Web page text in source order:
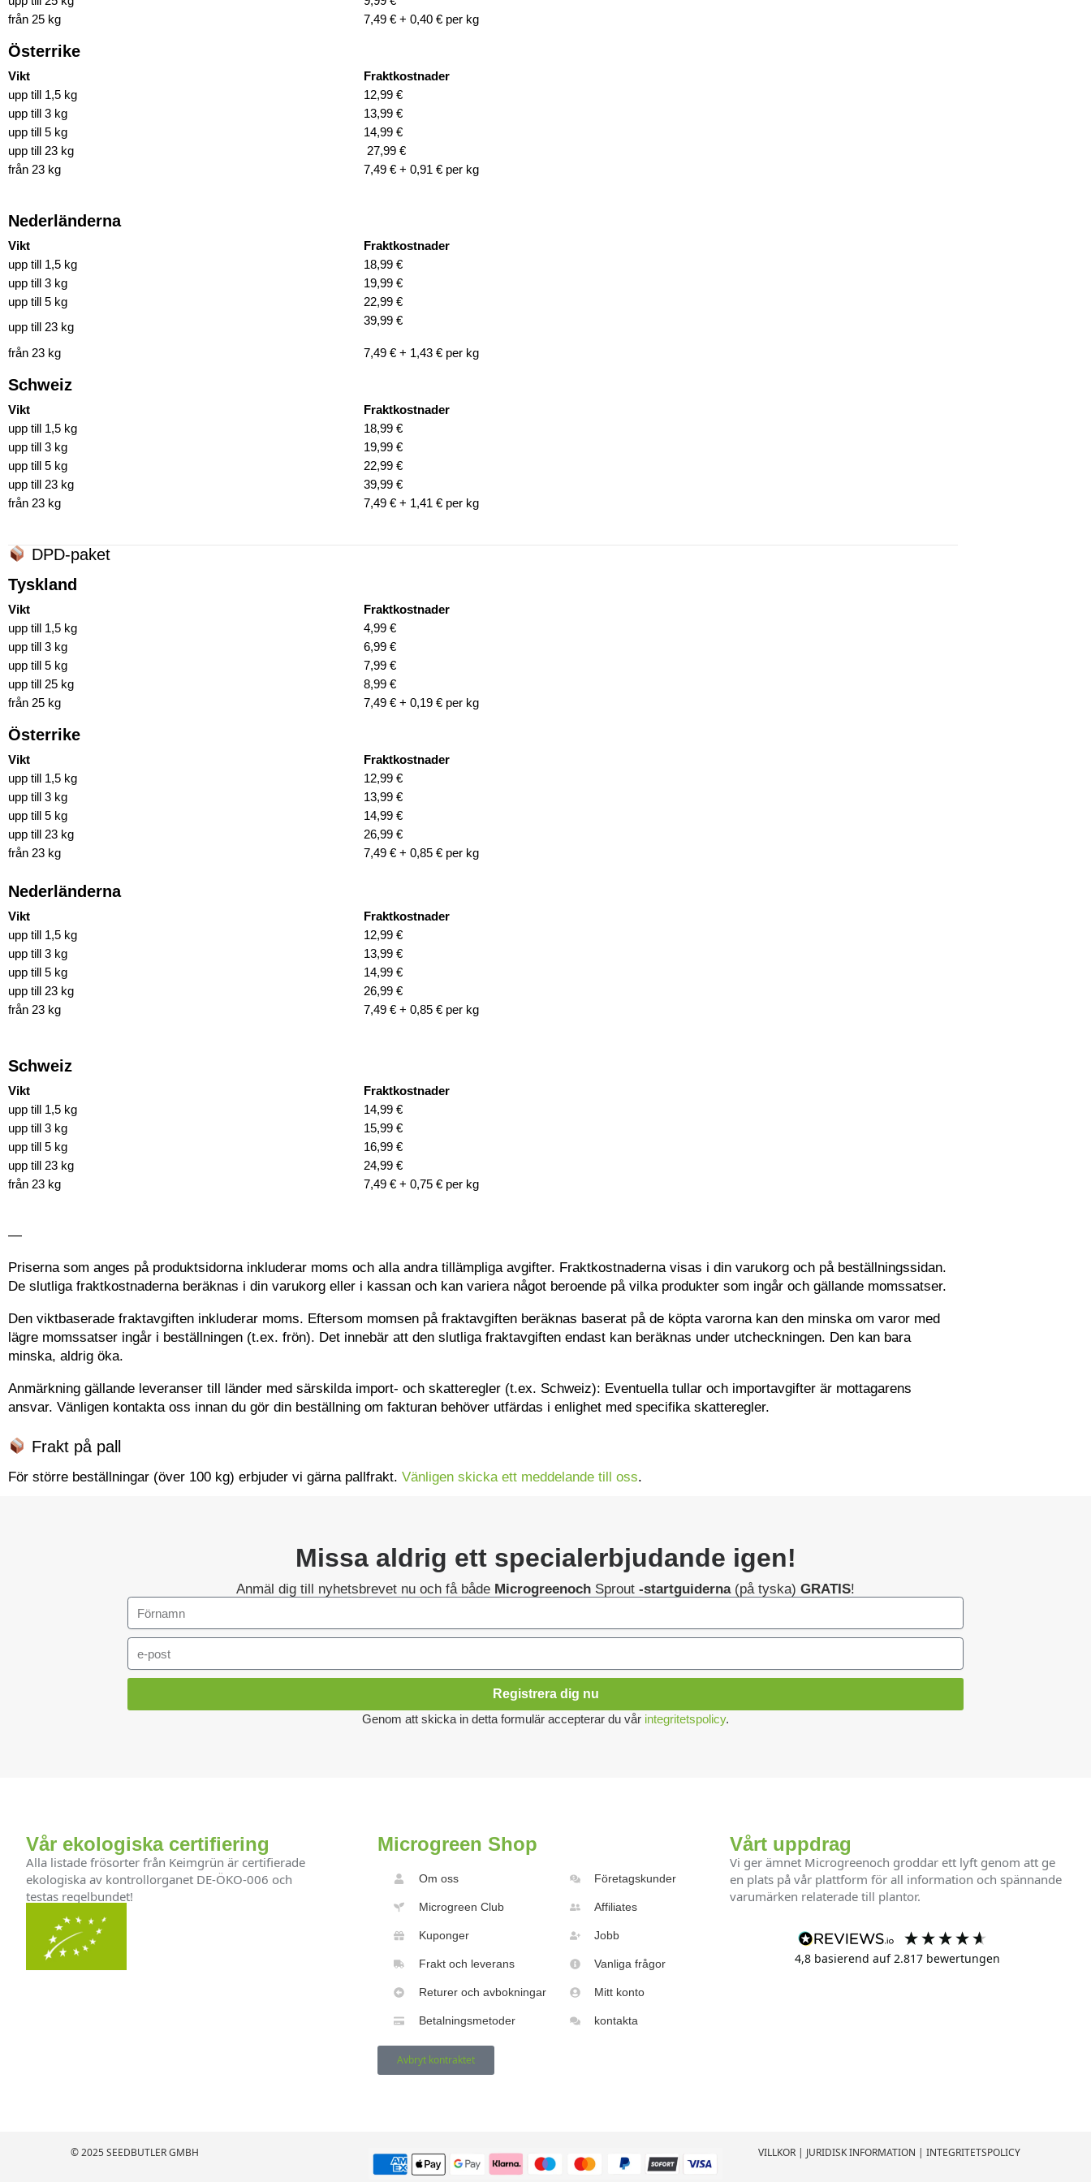
från 25 kg
7,49 € + 0,40 € per kg
Österrike
Vikt
Fraktkostnader
upp till 1,5 kg
12,99 €
upp till 3 kg
13,99 €
upp till 5 kg
14,99 €
upp till 23 kg
27,99 €
från 23 kg
7,49 € + 0,91 € per kg
Nederländerna
Vikt
Fraktkostnader
upp till 1,5 kg
18,99 €
upp till 3 kg
19,99 €
upp till 5 kg
22,99 €
upp till 23 kg
39,99 €
från 23 kg 7,49 € + 1,43 € per kg
Schweiz
Vikt
Fraktkostnader
upp till 1,5 kg
18,99 €
upp till 3 kg
19,99 €
upp till 5 kg
22,99 €
upp till 23 kg
39,99 €
från 23 kg
7,49 € + 1,41 € per kg
DPD-paket
Tyskland
Vikt
Fraktkostnader
upp till 1,5 kg
4,99 €
upp till 3 kg
6,99 €
upp till 5 kg
7,99 €
upp till 25 kg
8,99 €
från 25 kg
7,49 € + 0,19 € per kg
Österrike
Vikt
Fraktkostnader
upp till 1,5 kg
12,99 €
upp till 3 kg
13,99 €
upp till 5 kg
14,99 €
upp till 23 kg
26,99 €
från 23 kg
7,49 € + 0,85 € per kg
Nederländerna
Vikt
Fraktkostnader
upp till 1,5 kg
12,99 €
upp till 3 kg
13,99 €
upp till 5 kg
14,99 €
upp till 23 kg
26,99 €
från 23 kg
7,49 € + 0,85 € per kg
Schweiz
Vikt
Fraktkostnader
upp till 1,5 kg
14,99 €
upp till 3 kg
15,99 €
upp till 5 kg
16,99 €
upp till 23 kg
24,99 €
från 23 kg
7,49 € + 0,75 € per kg
—
Priserna som anges på produktsidorna inkluderar moms och alla andra tillämpliga avgifter. Fraktkostnaderna visas i din varukorg och på beställningssidan.
De slutliga fraktkostnaderna beräknas i din varukorg eller i kassan och kan variera något beroende på vilka produkter som ingår och gällande momssatser.
Den viktbaserade fraktavgiften inkluderar moms. Eftersom momsen på fraktavgiften beräknas baserat på de köpta varorna kan den minska om varor med
lägre momssatser ingår i beställningen (t.ex. frön). Det innebär att den slutliga fraktavgiften endast kan beräknas under utcheckningen. Den kan bara
minska, aldrig öka.
Anmärkning gällande leveranser till länder med särskilda import- och skatteregler (t.ex. Schweiz): Eventuella tullar och importavgifter är mottagarens
ansvar. Vänligen kontakta oss innan du gör din beställning om fakturan behöver utfärdas i enlighet med specifika skatteregler.
Frakt på pall
För större beställningar (över 100 kg) erbjuder vi gärna pallfrakt. Vänligen skicka ett meddelande till oss.
Missa aldrig ett specialerbjudande igen!
Anmäl dig till nyhetsbrevet nu och få både Microgreenoch Sprout -startguiderna(på tyska) GRATIS!
Registrera dig nu
Genom att skicka in detta formulär accepterar du vår integritetspolicy.
Vår ekologiska certifiering
Alla listade frösorter från Keimgrün är certifierade
ekologiska av kontrollorganet DE-ÖKO-006 och
testas regelbundet!
Microgreen Shop
Om oss
Microgreen Club
Kuponger
Frakt och leverans
Returer och avbokningar
Betalningsmetoder
Företagskunder
Affiliates
Jobb
Vanliga frågor
Mitt konto
kontakta
Avbryt kontraktet
Vårt uppdrag
Vi ger ämnet Microgreenoch groddar ett lyft genom att ge
en plats på vår plattform för all information och spännande
varumärken relaterade till plantor.
4,8 basierend auf2.817bewertungen
© 2025 SEEDBUTLER GMBH VILLKOR | JURIDISK INFORMATION |INTEGRITETSPOLICY